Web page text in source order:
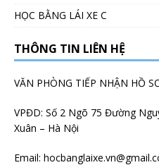
HỌC BẰNG LÁI XE C
THÔNG TIN LIÊN HỆ
VĂN PHÒNG TIẾP NHẬN HỒ
VPĐD: Số 2 Ngõ 75 Đường
Xuân – Hà Nội
Email: